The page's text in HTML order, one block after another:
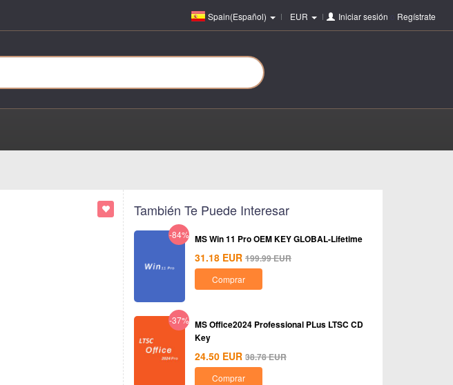
Spain(Español) EUR Iniciar sesión o Regístrate
También Te Puede Interesar
-84% MS Win 11 Pro OEM KEY GLOBAL-Lifetime
31.18 EUR 199.99EUR
Comprar
-37% MS Office2024 Professional PLus LTSC CD
Key
24.50 EUR 38.78EUR
Comprar